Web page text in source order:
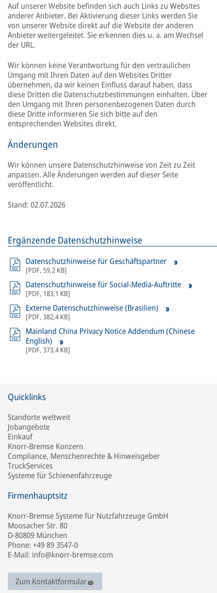
Auf unserer Website befinden sich auch Links zu Websites
anderer Anbieter. Bei Aktivierung dieser Links werden Sie
von unserer Website direkt auf die Website der anderen
Anbieter weitergeleitet. Sie erkennen dies u. a. am Wechsel
der URL.
Wir können keine Verantwortung für den vertraulichen
Umgang mit Ihren Daten auf den Websites Dritter
übernehmen, da wir keinen Einfluss darauf haben, dass
diese Dritten die Datenschutzbestimmungen einhalten. Über
den Umgang mit Ihren personenbezogenen Daten durch
diese Dritte informieren Sie sich bitte auf den
entsprechenden Websites direkt.
Änderungen
Wir können unsere Datenschutzhinweise von Zeit zu Zeit
anpassen. Alle Änderungen werden auf dieser Seite
veröffentlicht.
Stand: 02.07.2026
Ergänzende Datenschutzhinweise
Datenschutzhinweise für Geschäftspartner
[PDF, 59,2 KB]
Datenschutzhinweise für Social-Media-Auftritte
[PDF, 183,1 KB]
Externe Datenschutzhinweise (Brasilien)
[PDF, 382,4 KB]
Mainland China Privacy Notice Addendum (Chinese
English)
[PDF, 373,4 KB]
Quicklinks
Standorte weltweit
Jobangebote
Einkauf
Knorr-Bremse Konzern
Compliance, Menschenrechte & Hinweisgeber
TruckServices
Systeme für Schienenfahrzeuge
Firmenhauptsitz
Knorr-Bremse Systeme für Nutzfahrzeuge GmbH
Moosacher Str. 80
D-80809 München
Phone: +49 89 3547-0
E-Mail: info@knorr-bremse.com
Zum Kontaktformular